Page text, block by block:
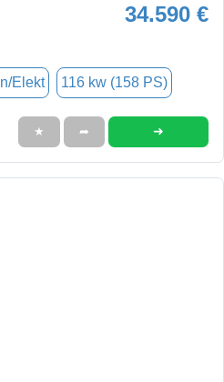
34.590 €
Elekt 116 kw (158 PS)
★ ➦ ➜